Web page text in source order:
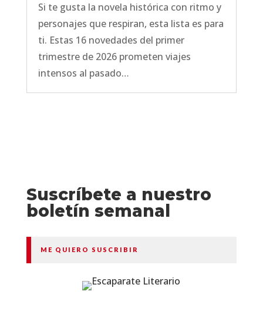
Si te gusta la novela histórica con ritmo y
personajes que respiran, esta lista es para
ti. Estas 16 novedades del primer
trimestre de 2026 prometen viajes
intensos al pasado…
Suscríbete a nuestro
boletín semanal
ME QUIERO SUSCRIBIR